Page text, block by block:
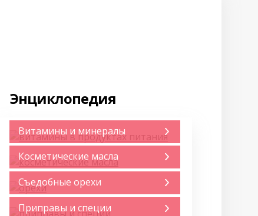
Энциклопедия
Витамины и минералы
Косметические масла
Съедобные орехи
Приправы и специи